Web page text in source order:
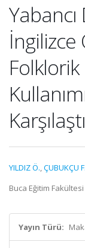
YILDIZ Ö.,ÇUBUKÇU
Buca Eğitim
Yayın Türü: